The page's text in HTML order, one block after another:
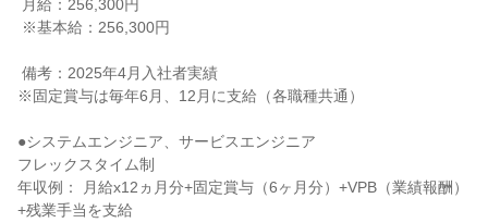
※固定賞与は毎年6月、12月に支給（各職種共通）
●システムエンジニア、サービスエンジニア
フレックスタイム制
年収例： 月給x12ヵ月分+固定賞与（6ヶ月分）+VPB（業績報酬）
+残業手当を支給